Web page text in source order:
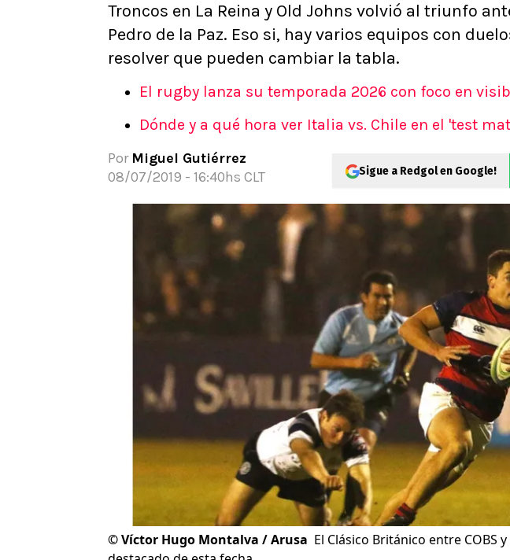
Apuesta del día
Troncos en La Reina y Old Johns volvió al triunfo
Pedro de la Paz. Eso si, hay varios equipos con
resolver que pueden cambiar la tabla.
El rugby lanza su temporada 2026 con foco en
Dónde y a qué hora ver Italia vs. Chile en el 'test
Por Miguel Gutiérrez
08/07/2019 - 16:40hs CLT
Sigue a Redgol en Google!
©Víctor Hugo Montalva / Arusa El Clásico Británico entre COBS